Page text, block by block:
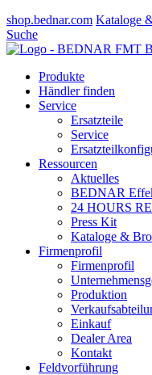
shop.bednar.com Kataloge
Suche
Produkte
Händler finden
Service
Ersatzteile
Service
Ressourcen
Aktuelles
BEDNAR
24 HOURS
Press Kit
Kataloge &
Firmenprofil
Firmenprofil
Produktion
Einkauf
Dealer Area
Kontakt
Feldvorführung